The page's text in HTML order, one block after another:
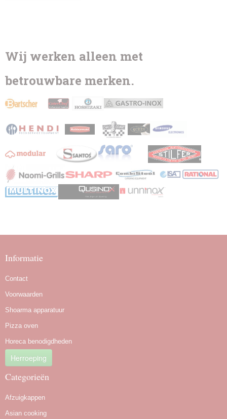
Wij werken alleen met
betrouwbare merken.
Informatie
Contact
Voorwaarden
Shoarma apparatuur
Pizza oven
Horeca benodigdheden
Herroeping
Categorieën
Afzuigkappen
Asian cooking